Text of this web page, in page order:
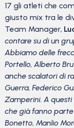
17 gli atleti che
giusto mix tra le
Team Manager,
contare su di un
Abbiamo delle
Portello, Alberto
anche scalatori di
Guerra, Federico
Zamperini. A
che già fanno
Bonetto, Manlio